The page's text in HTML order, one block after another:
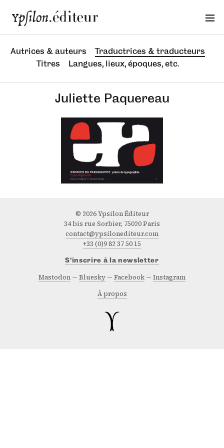
Autrices & auteurs
Traductrices & traducteurs
Titres
Langues, lieux, époques, etc.
Juliette Paquereau
© 2026 Ypsilon Éditeur
34 bis rue Sorbier, 75020 Paris
contact@ypsilonediteur.com
+33 (0)9 82 37 50 15
S’inscrire à la newsletter
Mastodon Bluesky Facebook
Instagram
À propos